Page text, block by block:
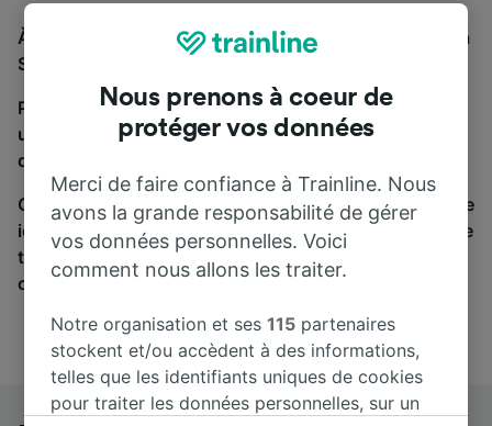
À la recherche d'un bus de Roma Tuscolana à Venezia
Santa Lucia, vous êtes au bon endroit.
Pour trouver des billets de bus, lancez simplement
une recherche ci-dessus. Nous comparons les temps
de trajets et les prix des voyages, en train et en bus.
Qu’importe votre destination, votre voyage commence
ici. Nous collaborons avec plus de 170 compagnies de
train et de bus. Consultez et achetez vos billets sur
cette page.
Nous prenons à coeur de
protéger vos données
Merci de faire confiance à Trainline. Nous
avons la grande responsabilité de gérer
vos données personnelles. Voici
comment nous allons les traiter.
Notre organisation et ses115 partenaires
stockent et/ou accèdent à des informations,
telles que les identifiants uniques de cookies
pour traiter les données personnelles, sur un